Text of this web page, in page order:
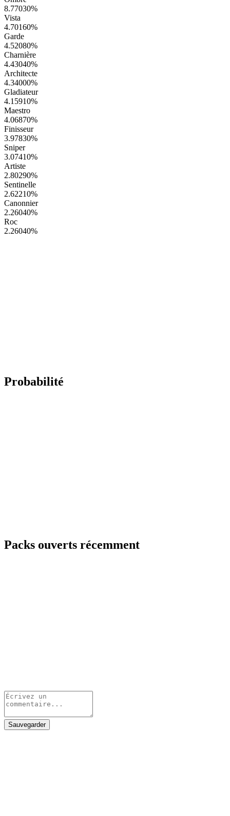
8.77030%
Vista
4.70160%
Garde
4.52080%
Charnière
4.43040%
Architecte
4.34000%
Gladiateur
4.15910%
Maestro
4.06870%
Finisseur
3.97830%
Sniper
3.07410%
Artiste
2.80290%
Sentinelle
2.62210%
Canonnier
2.26040%
Roc
2.26040%
Probabilité
Packs ouverts récemment
Sauvegarder